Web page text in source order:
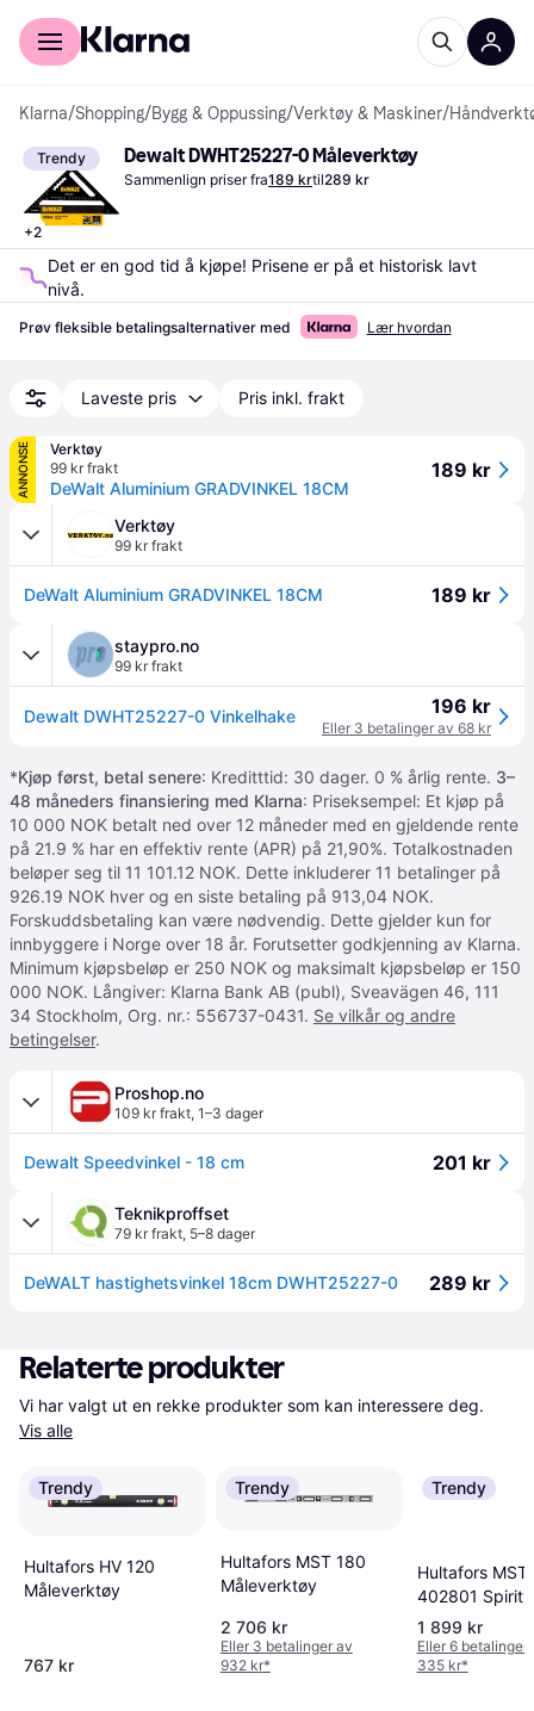
For kunder
Klarna/Shopping/Bygg & Oppussing/Verktøy & Maskiner/
Trendy
+2
Dewalt DWHT25227-0 Måleverktøy
Sammenlign priser fra189 krtil289 kr
Det er en god tid å kjøpe! Prisene er på et historisk lavt
nivå.
Prøv fleksible betalingsalternativer med Lær hvordan
Laveste pris Pris inkl. frakt
ANNONSE
Verktøy
99 kr frakt
DeWalt Aluminium GRADVINKEL 18CM
189 kr
Verktøy
99 kr frakt
DeWalt Aluminium GRADVINKEL 18CM 189 kr
staypro.no
99 kr frakt
Dewalt DWHT25227-0 Vinkelhake 196 kr
Eller 3 betalinger av 68 kr
*Kjøp først, betal senere: Kreditttid: 30 dager. 0 % årlig rente. 3–
48 måneders finansiering med Klarna: Priseksempel: Et kjøp på
10 000 NOK betalt ned over 12 måneder med en gjeldende rente
på 21.9 % har en effektiv rente (APR) på 21,90%. Totalkostnaden
beløper seg til 11 101.12 NOK. Dette inkluderer 11 betalinger på
926.19 NOK hver og en siste betaling på 913,04 NOK.
Forskuddsbetaling kan være nødvendig. Dette gjelder kun for
innbyggere i Norge over 18 år. Forutsetter godkjenning av Klarna.
Minimum kjøpsbeløp er 250 NOK og maksimalt kjøpsbeløp er 150
000 NOK. Långiver: Klarna Bank AB (publ), Sveavägen 46, 111
34 Stockholm, Org. nr.: 556737-0431. Se vilkår og andre
betingelser.
Proshop.no
109 kr frakt, 1–3 dager
Dewalt Speedvinkel - 18 cm 201 kr
Teknikproffset
79 kr frakt, 5–8 dager
DeWALT hastighetsvinkel 18cm DWHT25227-0 289 kr
Relaterte produkter
Vis alle
Trendy
Hultafors HV 120
Måleverktøy
767 kr
Trendy
Hultafors MST 180
Måleverktøy
2 706 kr
Eller 3 betalinger av
932 kr*
Trendy
Hultafors MST
402801 Spirit
Måleverktøy
1 899 kr
Eller 6 betalinger
335 kr*